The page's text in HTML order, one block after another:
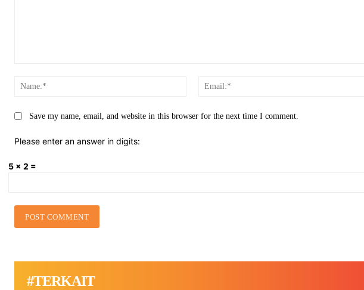
Name:*
Save my name, email, and website in this browser for the next time I comment.
Please enter an answer in digits:
5 × 2 =
#TERKAIT